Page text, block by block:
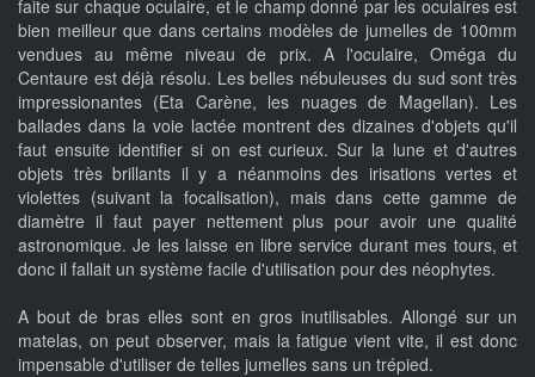
faite sur chaque oculaire, et le champ donné par les oculaires est
bien meilleur que dans certains modèles de jumelles de 100mm
vendues au même niveau de prix. A l'oculaire, Oméga du
Centaure est déjà résolu. Les belles nébuleuses du sud sont très
impressionantes (Eta Carène, les nuages de Magellan). Les
ballades dans la voie lactée montrent des dizaines d'objets qu'il
faut ensuite identifier si on est curieux. Sur la lune et d'autres
objets très brillants il y a néanmoins des irisations vertes et
violettes (suivant la focalisation), mais dans cette gamme de
diamètre il faut payer nettement plus pour avoir une qualité
astronomique. Je les laisse en libre service durant mes tours, et
donc il fallait un système facile d'utilisation pour des néophytes.
A bout de bras elles sont en gros inutilisables. Allongé sur un
matelas, on peut observer, mais la fatigue vient vite, il est donc
impensable d'utiliser de telles jumelles sans un trépied.